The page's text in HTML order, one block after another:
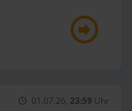
01.07.26, 23:59 Uhr